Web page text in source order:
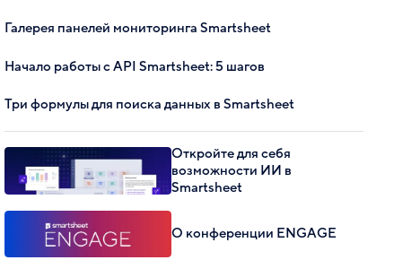
Галерея панелей мониторинга Smartsheet
Начало работы с API Smartsheet: 5 шагов
Три формулы для поиска данных в Smartsheet
Откройте для себя
возможности ИИ в
Smartsheet
О конференции ENGAGE